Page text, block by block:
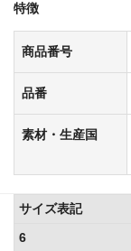
特徴
商品番号
品番
素材・生産国
サイズ表記
6